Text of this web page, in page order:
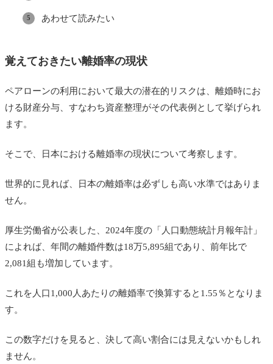
あわせて読みたい
覚えておきたい離婚率の現状
ペアローンの利用において最大の潜在的リスクは、離婚時にお
ける財産分与、すなわち資産整理がその代表例として挙げられ
ます。
そこで、日本における離婚率の現状について考察します。
世界的に見れば、日本の離婚率は必ずしも高い水準ではありま
せん。
厚生労働省が公表した、2024年度の「人口動態統計月報年計」
によれば、年間の離婚件数は18万5,895組であり、前年比で
2,081組も増加しています。
これを人口1,000人あたりの離婚率で換算すると1.55％となりま
す。
この数字だけを見ると、決して高い割合には見えないかもしれ
ません。